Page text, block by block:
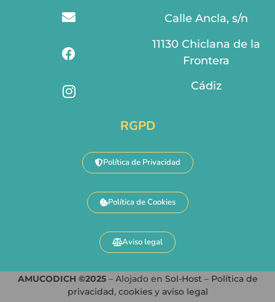
Calle Ancla, s/n
11130 Chiclana de la
Frontera
Cádiz
RGPD
Política de Privacidad
Política de Cookies
Aviso legal
AMUCODICH ©2025– Alojado en Sol-Host – Política de
privacidad, cookiesy aviso legal